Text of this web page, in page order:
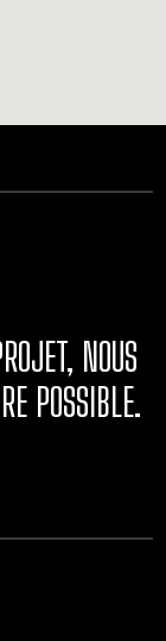
NOUS
POSSIBLE.